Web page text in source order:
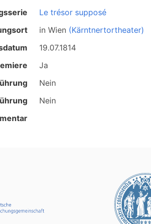
Le trésor supposé
in Wien (Kärntnertortheater)
19.07.1814
Ja
Nein
Nein